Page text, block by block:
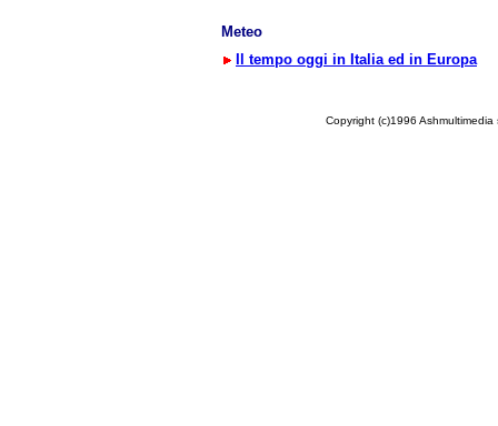
Meteo
Il tempo oggi in Italia ed in Europa
Copyright (c)1996 Ashmultimedia